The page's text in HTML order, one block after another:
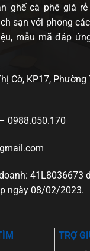
ghế cà phê giá
sạn với phong
mẫu mã đáp
Cờ, KP17, Phường
0988.050.170
41L8036673
ngày 08/02/2023.
TRỢ